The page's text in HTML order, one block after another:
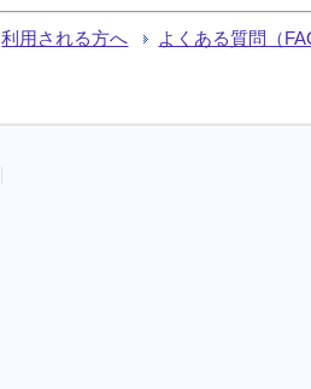
利用される方へ よくある質問（